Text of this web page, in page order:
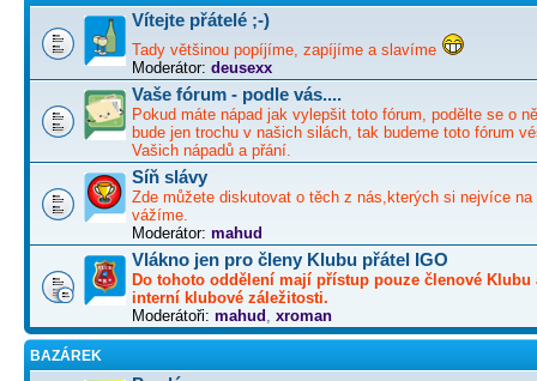
Vítejte přátelé ;-)
Tady většinou popíjíme, zapíjíme a slavíme
Moderátor: deusexx
Vaše fórum - podle vás....
Pokud máte nápad jak vylepšit toto fórum, podělte se o
bude jen trochu v našich silách, tak budeme toto fórum
Vašich nápadů a přání.
Síň slávy
Zde můžete diskutovat o těch z nás,kterých si nejvíce na
vážíme.
Moderátor: mahud
Vlákno jen pro členy Klubu přátel IGO
Do tohoto oddělení mají přístup pouze členové Klubu
interní klubové záležitosti.
Moderátoři: mahud xroman
BAZÁREK